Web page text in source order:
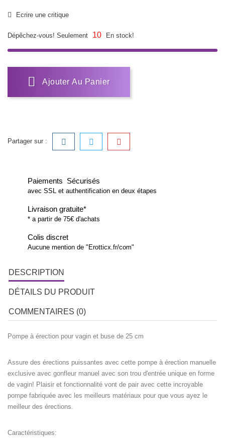
Ecrire une critique
Dépêchez-vous! Seulement 10 En stock!
Ajouter Au Panier
Partager sur :
Paiements Sécurisés
avec SSL et authentification en deux étapes
Livraison gratuite*
* a partir de 75€ d'achats
Colis discret
Aucune mention de "Erotticx.fr/com"
DESCRIPTION
DÉTAILS DU PRODUIT
COMMENTAIRES (0)
Pompe à érection pour vagin et buse de 25 cm
Assure des érections puissantes avec cette pompe à érection manuelle
exclusive avec gonfleur manuel avec son trou d'entrée unique en forme
de vagin! Plaisir et fonctionnalité vont de pair avec cette incroyable
pompe fabriquée avec les meilleurs matériaux pour que vous ayez le
meilleur des érections.
Caractéristiques: